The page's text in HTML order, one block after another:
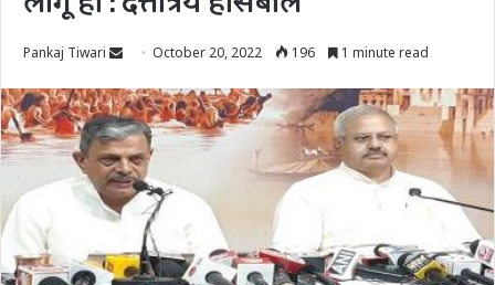
Pankaj Tiwari
Send
email
October 20, 2022 196 1 minute read